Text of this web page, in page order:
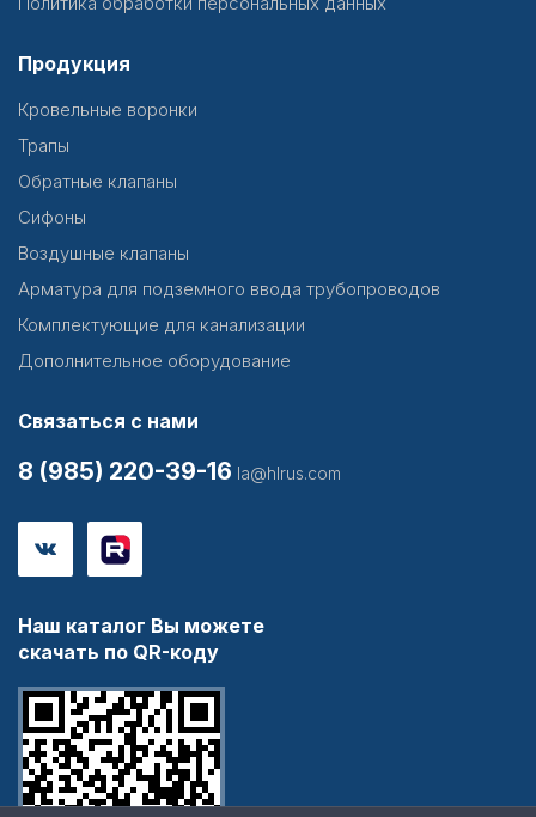
Продукция
Кровельные воронки
Трапы
Обратные клапаны
Сифоны
Воздушные клапаны
Арматура для подземного ввода трубопроводов
Комплектующие для канализации
Дополнительное оборудование
Связаться с нами
8 (985) 220-39-16 la@hlrus.com
Наш каталог Вы можете
скачать по QR-коду